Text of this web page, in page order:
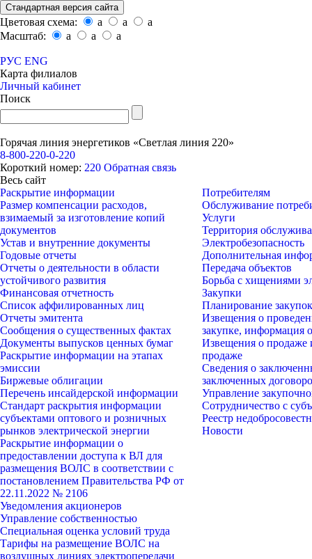
Стандартная версия сайта
Цветовая схема: a a
a
Масштаб:
a a a
РУС ENG
Карта филиалов
Личный кабинет
Поиск
Горячая линия энергетиков «Светлая линия 220»
8-800-220-0-220
Короткий номер: 220 Обратная связь
Весь сайт
Раскрытие информации
Размер компенсации расходов,
взимаемый за изготовление копий
документов
Устав и внутренние документы
Годовые отчеты
Отчеты о деятельности в области
устойчивого развития
Финансовая отчетность
Список аффилированных лиц
Отчеты эмитента
Сообщения о существенных фактах
Документы выпусков ценных бумаг
Раскрытие информации на этапах
эмиссии
Биржевые облигации
Перечень инсайдерской информации
Стандарт раскрытия информации
субъектами оптового и розничных
рынков электрической энергии
Раскрытие информации о
предоставлении доступа к ВЛ для
размещения ВОЛС в соответствии с
постановлением Правительства РФ от
22.11.2022 № 2106
Уведомления акционеров
Управление собственностью
Специальная оценка условий труда
Тарифы на размещение ВОЛС на
воздушных линиях электропередачи
Потребителям
Обслуживание
Услуги
Территория
Электробезопасность
Дополнительная
Передача объектов
Борьба с хищениями
Закупки
Планирование закупок
Извещения о
закупке, информация
Извещения о продаже
продаже
Сведения о
заключенных
Управление
Сотрудничество с
Реестр
Новости